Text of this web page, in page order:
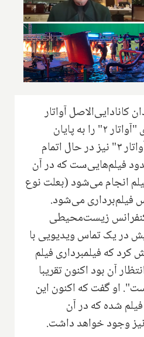
کانادایی‌الاصل آواتار
تایید کرد که فیلمبرداری "آواتار ۲" را به پایان
رسانده و فیلمبرداری "آواتار ۳" نیز در حال اتمام
فیلم‌هایی‌ست که در آن
انجام می‌شود (بعلت نوع
فیلم‌برداری می‌شود.
زیست‌محیطی
جهانی ۲۰۲۰ اتریش در یک تماس ویدیویی با
کرد که فیلمبرداری فیلم
در انتظار آن بود اکنون تقریبا
او گفت که اکنون این
شده که در آن
وجود خواهد داشت.